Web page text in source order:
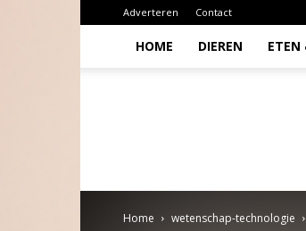
Adverteren Contact
HOME DIEREN ETEN
Home wetenschap-technologie